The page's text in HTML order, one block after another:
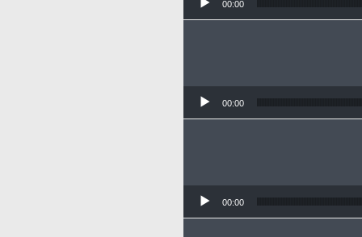
00:00
00:00
00:00